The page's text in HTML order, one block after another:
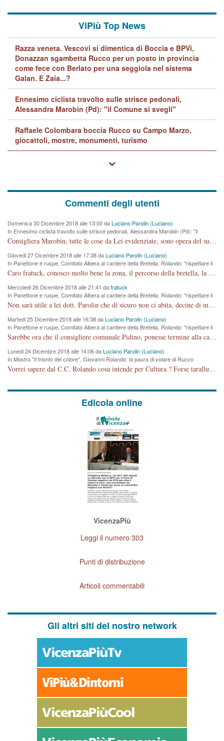
ViPiù Top News
Razza veneta. Vescovi si dimentica di Boccia e BPVi,
Donazzan sgambetta Rucco per un posto in provincia
come fece con Berlato per una seggiola nel sistema
Galan. E Zaia...?
Ennesimo ciclista travolto sulle strisce pedonali,
Alessandra Marobin (Pd): "il Comune si svegli"
Raffaele Colombara boccia Rucco su Campo Marzo,
giocattoli, mostre, monumenti, turismo
Commenti degli utenti
Domenica 30 Dicembre 2018 alle 13:00 daLuciano Parolin (Luciano)
In Ennesimo ciclista travolto sulle strisce pedonali, Alessandra Marobin (Pd): "il
Comune si svegli"
Consigliera Marobin, tutte le cose da Lei evidenziate, sono opera del suo ex Assessore e compagno di Partito Antonio Marco Dalla Pozza Assessore alla "progettazione" di piste ciclabili e altre porcherie. A lui manderei il conto da saldare per incidenti e danni alle persone. E' ora che "finiamola." Avete perso rassegnatevi. qui IL SINDACO RUCCO NON C'ENTRA PER NIENTE. CAPITO!!!!!!!! Amen.
Giovedi 27 Dicembre 2018 alle 17:38 daLuciano Parolin (Luciano)
In Panettone e ruspe, Comitato Albera al cantiere della Bretella. Rolando: "rispettare il
cronoprogramma"
Caro fratuck, conosco molto bene la zona, il percorso della bretella, la situazione dei cittadini, abito in Viale Trento. A partire dal 2003 ho partecipato al Comitato di Maddalene pro bretella, e a riunioni propositive per apportare modifiche al progetto. Numerose mie foto del territorio sono arrivate a Roma, altri miei interventi (non graditi dalla Sx) sono stati pubblicati dal GdV, assieme ad altri come Ciro Asproso, ora favorevole alla bretella. Ho partecipato alla raccolta firme per la chiusura della strada x 5 giorni eseguita dal Sindaco Hullwech per sforamento 180 Micro/g. Pertanto come impegno per la tematica sono apposto con la coscienza. Ora il Progetto è partito, fine! Voglio dire che la nuova Giunta "comunale" non c'entra più. L'opera sarà "malauguratamente" eseguita, ma non con il mio placet. Il Consigliere Comunale dovrebbe capire che la campagna elettorale è finita, con buona pace di tutti. Quello che invece dovrebbe interessare è la proprietà della strada, dall'uscita autostradale Ovest, sino alla Rotatoria dell'Albara, vi sono tre possessori: Autostrade SpA; La Provincia, il Comune. Come la mettiamo per il futuro ? I costi, da 50 sono saliti a 100 milioni di € come dire 20 milioni a KM (!) da non credere. Comunque si farà. Ma nessuno canti Vittoria, anzi meglio non farne un ulteriore fatto "partitico" per questioni elettorali o di seggio. Se mi manda la sua mail, sono disponibile ad inviare i documenti e le foto sopra descritte. Con ossequi, Luciano Parolin
Mercoledi 26 Dicembre 2018 alle 21:41 dafratuck
In Panettone e ruspe, Comitato Albera al cantiere della Bretella. Rolando: "rispettare il
cronoprogramma"
Non sarà utile a lei dott. Parolin che di sicuro non ci abita, decine di migliaia di TIR, automobili e padroncini che passano quotidianamente per una strada appena rotabile, non è più possibile stendere i panni, attraversare la strada senza rischiare la morte, le case stanno crepando, i tempi sono cambiati e la bretella non passerà assolutamente per maddalene (ma cosa sta a dire?!), dia invece responsabilità a chi ha costruito tagliando la strada che doveva invece terminare a isola vicentina e non al moracchino lasciando Motta di Costabissara ancora in panne di traffico. I tempi sono cambiati dottore e se l'anagrafe della vita stagna nell'essere umano impressioni conservatrici, la società non le considera perchè va avanti, si industrializza e ha bisogno di infrastrutture e di sviluppo. Ultima considerazione, se è geloso di Rolando perchè vede in lui solo campagne politiche mentre si difendono i SOLI diritti dei cittadini, la preghiamo faccia considerazioni più appropriate. Saluti e complimenti per i suoi scritti.
Martedi 25 Dicembre 2018 alle 16:38 daLuciano Parolin (Luciano)
In Panettone e ruspe, Comitato Albera al cantiere della Bretella. Rolando: "rispettare il
cronoprogramma"
Sarebbe ora che il consigliere comunale Pidino, ponesse termine alla campagna elettorale nel territorio del suo seggio Villaggio del Sole. La tiraca è iniziata, distruggerà 6 km di prateria ovest della città, ricca di fonti e sorgenti d'acqua. I cittadini di Maddalene non avranno più Pace la notte. Molta colpa per la costruzione di questa Strada è proprio del signor Rolando,dei suoi gazebo mobili e che vuol far passare questa opera VANDALICA come progetto "utile" a chi ? Non è cosa seria sig. Rolando!
Lunedi 24 Dicembre 2018 alle 14:06 daLuciano Parolin (Luciano)
In Mostra "Il trionfo del colore", Giovanni Rolando: la paura di volare di Rucco
Vorrei sapere dal C.C. Rolando cosa intende per Cultura ? Forse tarallucci, vino e sagre, o spaghetti tricolori del PD ? Il continuo (s)parlare della mostra a Palazzo Chiericati caro consigliere DANNEGGIA FORTEMENTE l'immagine della città TUTTA e fa deviare i consensi che in RUSSIA (badi bene ex U.R.S.S.) sono ECCELLENTI. A livello artistico l'evento è di alta Valenza culturale, COMPITO di Tutta la Cittadinanza fare il possibile per propagandare l'iniziativa senza farne UN CASO PARTITICO come fa Lei da sempre. Meno Gazebo + Partecipazione! E così sia. Amen.
Edicola online
VicenzaPiù
Leggi il numero 303
Punti di distribuzione
Articoli commentabili
Gli altri siti del nostro network